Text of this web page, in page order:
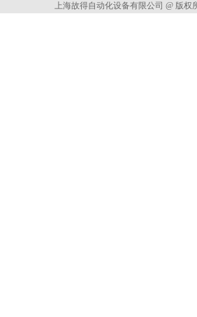
上海故得自动化设备有限公司 @ 版权